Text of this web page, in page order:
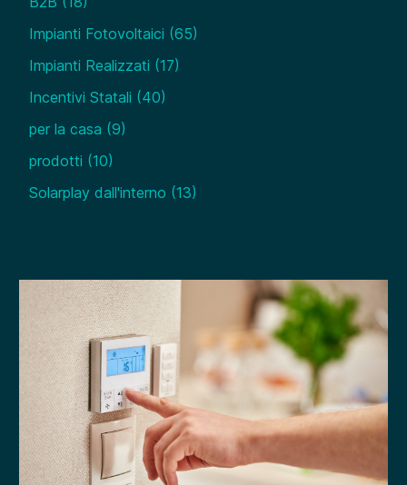
Impianti Fotovoltaici (65)
Impianti Realizzati (17)
Incentivi Statali (40)
per la casa (9)
prodotti (10)
Solarplay dall'interno (13)